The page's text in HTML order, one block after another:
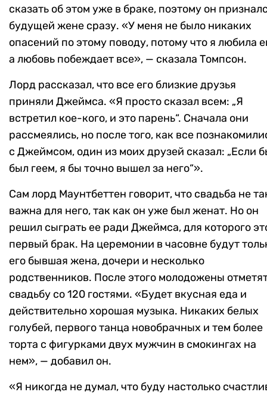
сказать об этом уже в браке, поэтому он
будущей жене сразу. «У меня не было никаких
опасений по этому поводу, потому что я любила
а любовь побеждает все», — сказала Томпсон.
Лорд рассказал, что все его близкие друзья
приняли Джеймса. «Я просто сказал всем: „Я
встретил кое-кого, и это парень“. Сначала они
рассмеялись, но после того, как все
с Джеймсом, один из моих друзей сказал: „Если
был геем, я бы точно вышел за него“».
Сам лорд Маунтбеттен говорит, что свадьба не
важна для него, так как он уже был женат. Но он
решил сыграть ее ради Джеймса, для которого
первый брак. На церемонии в часовне будут
его бывшая жена, дочери и несколько
родственников. После этого молодожены
свадьбу со 120 гостями. «Будет вкусная еда и
действительно хорошая музыка. Никаких белых
голубей, первого танца новобрачных и тем более
торта с фигурками двух мужчин в смокингах на
нем», — добавил он.
«Я никогда не думал, что буду настолько